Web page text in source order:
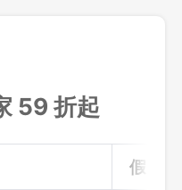
59 折起
假日